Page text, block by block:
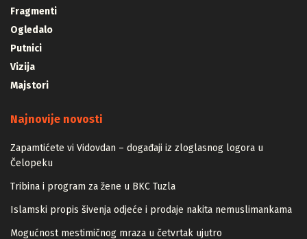
Fragmenti
Ogledalo
Putnici
Vizija
Majstori
Najnovije novosti
Zapamtićete vi Vidovdan – događaji iz zloglasnog logora u
Čelopeku
Tribina i program za žene u BKC Tuzla
Islamski propis šivenja odjeće i prodaje nakita nemuslimankama
Mogućnost mestimičnog mraza u četvrtak ujutro